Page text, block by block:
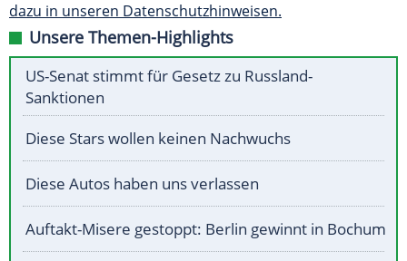
dazu in unseren Datenschutzhinweisen.
Unsere Themen-Highlights
US-Senat stimmt für Gesetz zu Russland-
Sanktionen
Diese Stars wollen keinen Nachwuchs
Diese Autos haben uns verlassen
Auftakt-Misere gestoppt: Berlin gewinnt in Bochum